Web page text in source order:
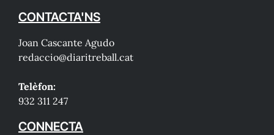
CONTACTA'NS
Joan Cascante Agudo
redaccio@diaritreball.cat
Telèfon:
932 311 247
CONNECTA